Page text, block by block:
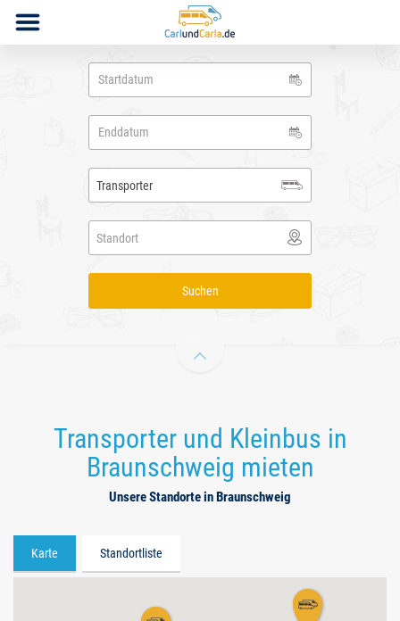
Transporter
Standort
Transporter und Kleinbus in
Braunschweig mieten
Unsere Standorte in Braunschweig
Karte Standortliste